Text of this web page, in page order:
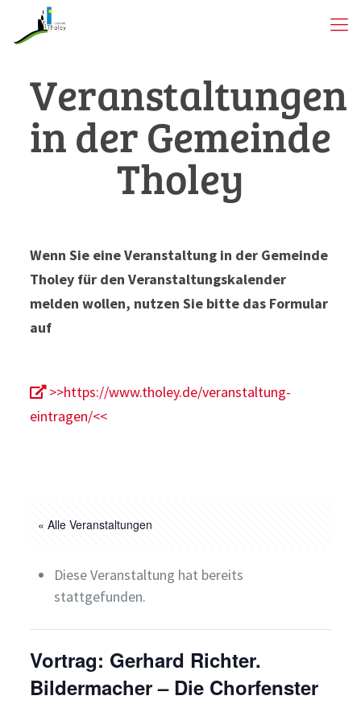
Veranstaltungen
in der Gemeinde
Tholey
Wenn Sie eine Veranstaltung in der Gemeinde
Tholey für den Veranstaltungskalender
melden wollen, nutzen Sie bitte das Formular
auf
>>https://www.tholey.de/veranstaltung-
eintragen/<<
« Alle Veranstaltungen
Diese Veranstaltung hat bereits
stattgefunden.
Vortrag: Gerhard Richter.
Bildermacher – Die Chorfenster